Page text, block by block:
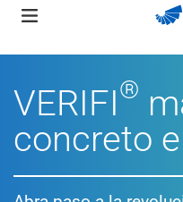
Skip
main
VERIFI®
concreto